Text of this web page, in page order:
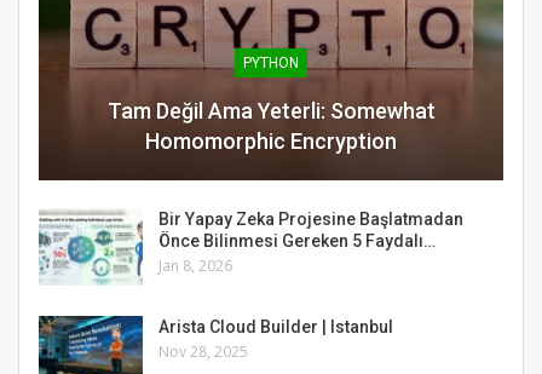
PYTHON
Tam Değil Ama Yeterli: Somewhat
Homomorphic Encryption
Bir Yapay Zeka Projesine Başlatmadan
Önce Bilinmesi Gereken 5 Faydalı…
Jan 8, 2026
Arista Cloud Builder | Istanbul
Nov 28, 2025